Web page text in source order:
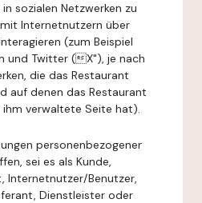
sozialen Netzwerken zu
Internetnutzern über
(zum Beispiel
und Twitter (X"), je nach
die das Restaurant
auf denen das Restaurant
verwaltete Seite hat).
personenbezogener
sei es als Kunde,
Internetnutzer/Benutzer,
Dienstleister oder